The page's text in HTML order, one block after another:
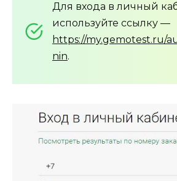
Для входа в личный
используйте ссылку —
https://my.gemotest.ru/
nin.